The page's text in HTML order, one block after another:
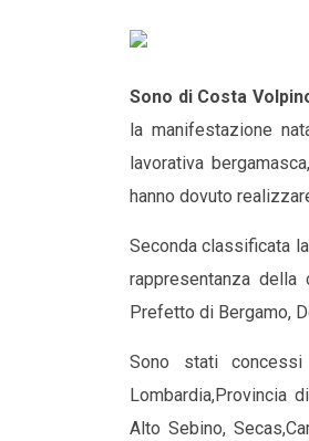
Sono di Costa
la manifestazione
lavorativa
hanno dovuto
Seconda classificata
rappresentanza della
Prefetto di Bergamo,
Sono stati
Lombardia,Provincia
Alto Sebino,